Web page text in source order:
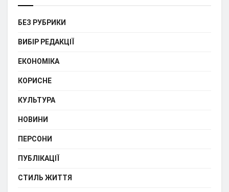
БЕЗ РУБРИКИ
ВИБІР РЕДАКЦІЇ
ЕКОНОМІКА
КОРИСНЕ
КУЛЬТУРА
НОВИНИ
ПЕРСОНИ
ПУБЛІКАЦІЇ
СТИЛЬ ЖИТТЯ